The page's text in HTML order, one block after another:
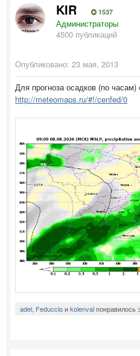
KIR 1537
Администраторы
4500 публикаций
Опубликовано: 23 мая, 2013
Для прогноза осадков (по часам)
http://meteomaps.ru/#!/cenfed/0
adel, Feduccioиkolenvalпонравилось